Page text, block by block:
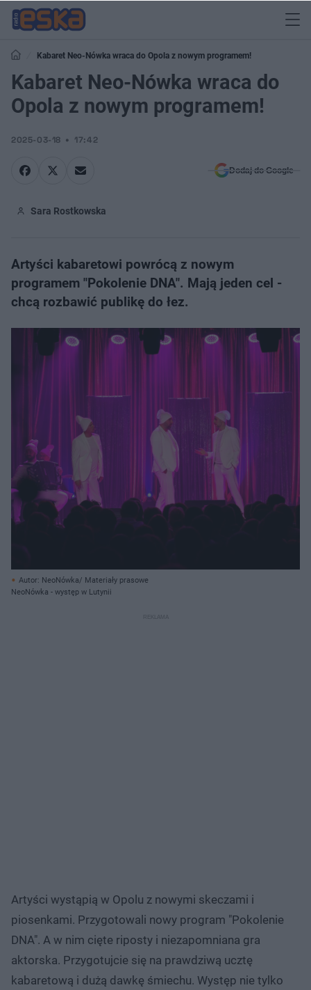
Kabaret Neo-Nówka wraca do Opola z nowym programem!
Kabaret Neo-Nówka wraca do
Opola z nowym programem!
2025-03-18 17:42
Dodaj do Google
Sara Rostkowska
Artyści kabaretowi powrócą z nowym
programem "Pokolenie DNA". Mają jeden cel -
chcą rozbawić publikę do łez.
Autor: NeoNówka/ Materiały prasowe
NeoNówka - występ w Lutynii
Artyści wystąpią w Opolu z nowymi skeczami i
piosenkami. Przygotowali nowy program "Pokolenie
DNA". A w nim cięte riposty i niezapomniana gra
aktorska. Przygotujcie się na prawdziwą ucztę
kabaretową i dużą dawkę śmiechu. Występ nie tylko